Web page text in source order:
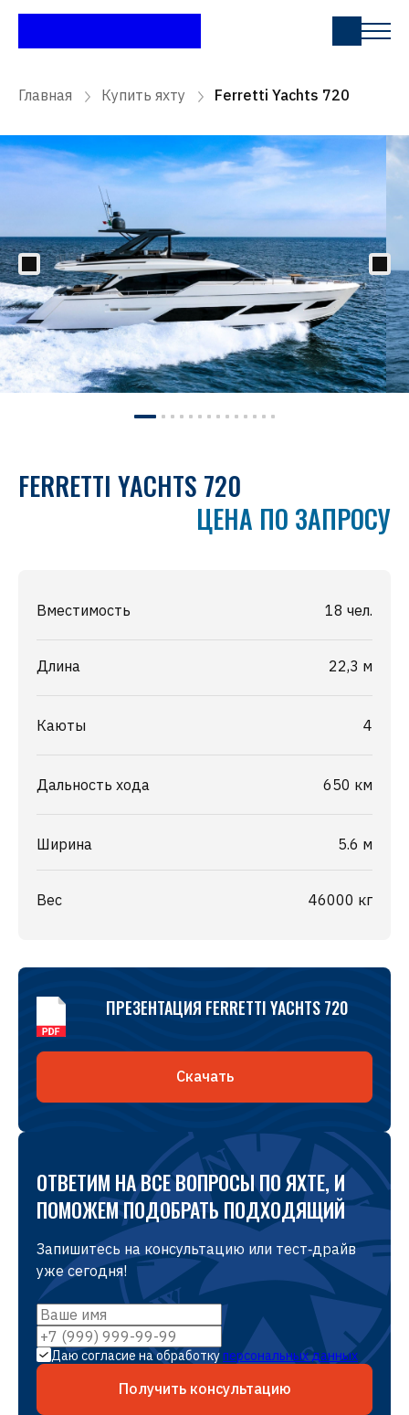
Главная Купить яхту Ferretti Yachts 720
FERRETTI YACHTS 720
ЦЕНА ПО ЗАПРОСУ
Вместимость 18 чел.
Длина 22,3 м
Каюты 4
Дальность хода 650 км
Ширина 5.6 м
Вес 46000 кг
ПРЕЗЕНТАЦИЯ FERRETTI YACHTS 720
Скачать
ОТВЕТИМ НА ВСЕ ВОПРОСЫ ПО ЯХТЕ, И
ПОМОЖЕМ ПОДОБРАТЬ ПОДХОДЯЩИЙ
Запишитесь на консультацию или тест‑драйв
уже сегодня!
Даю согласие на обработкуперсональных данных
Получить консультацию